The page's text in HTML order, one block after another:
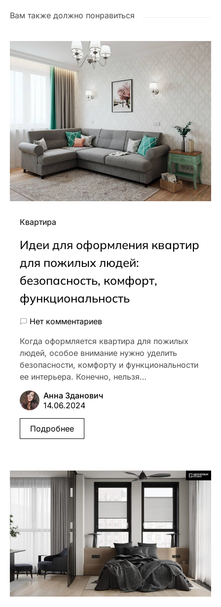
Вам также должно понравиться
Квартира
Идеи для оформления квартир
для пожилых людей:
безопасность, комфорт,
функциональность
Нет комментариев
Когда оформляется квартира для пожилых
людей, особое внимание нужно уделить
безопасности, комфорту и функциональности
ее интерьера. Конечно, нельзя…
Анна Зданович
14.06.2024
Подробнее